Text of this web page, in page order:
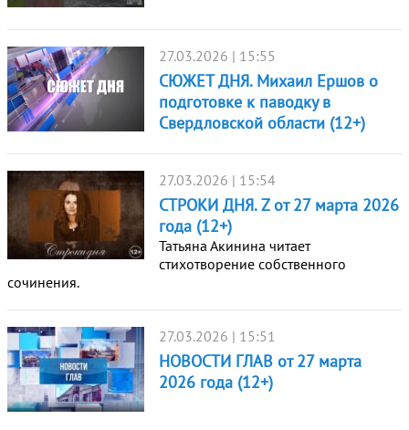
27.03.2026 | 15:55
СЮЖЕТ ДНЯ. Михаил Ершов о
подготовке к паводку в
Свердловской области (12+)
27.03.2026 | 15:54
СТРОКИ ДНЯ. Z от 27 марта 2026
года (12+)
Татьяна Акинина читает
стихотворение собственного
сочинения.
27.03.2026 | 15:51
НОВОСТИ ГЛАВ от 27 марта
2026 года (12+)